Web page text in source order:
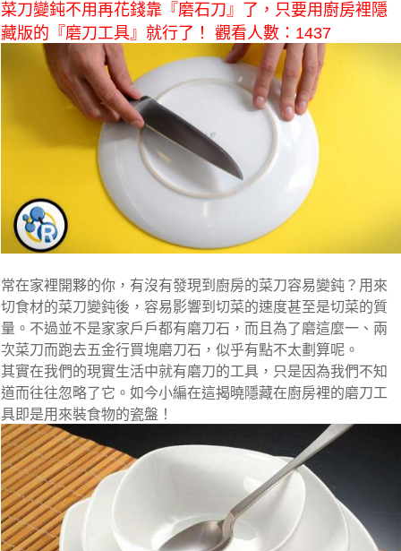
菜刀變鈍不用再花錢靠『磨石刀』了，只要用廚房裡隱
藏版的『磨刀工具』就行了！ 觀看人數：1437
常在家裡開夥的你，有沒有發現到廚房的菜刀容易變鈍？用來
切食材的菜刀變鈍後，容易影響到切菜的速度甚至是切菜的質
量。不過並不是家家戶戶都有磨刀石，而且為了磨這麼一、兩
次菜刀而跑去五金行買塊磨刀石，似乎有點不太劃算呢。
其實在我們的現實生活中就有磨刀的工具，只是因為我們不知
道而往往忽略了它。如今小編在這揭曉隱藏在廚房裡的磨刀工
具即是用來裝食物的瓷盤！